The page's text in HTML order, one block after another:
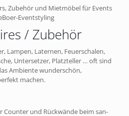
/ Zubehör
Lampen, Laternen, Feuerschalen,
Untersetzer, Platzteller … oft sind
Ambiente wunderschön,
machen.